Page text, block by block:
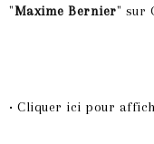
"Maxime Bernier" sur
• Cliquer ici pour